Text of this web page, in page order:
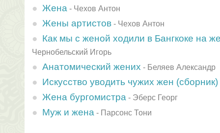
Жена - Чехов Антон
Жены артистов - Чехов Антон
Как мы с женой ходили в Бангкоке на
Чернобельский Игорь
Анатомический жених - Беляев Александр
Искусство уводить чужих жен (сборник)
Жена бургомистра - Эберс Георг
Муж и жена - Парсонс Тони